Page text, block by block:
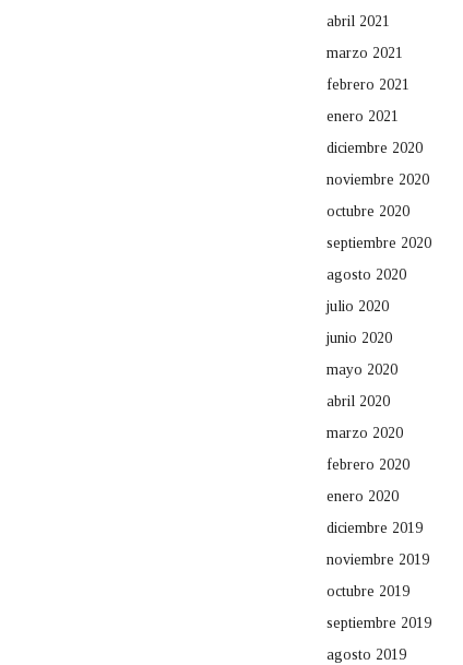
abril 2021
marzo 2021
febrero 2021
enero 2021
diciembre 2020
noviembre 2020
octubre 2020
septiembre 2020
agosto 2020
julio 2020
junio 2020
mayo 2020
abril 2020
marzo 2020
febrero 2020
enero 2020
diciembre 2019
noviembre 2019
octubre 2019
septiembre 2019
agosto 2019